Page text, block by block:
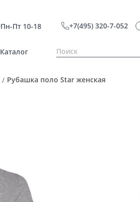
Пн-Пт 10-18 +7(495) 320-7-052
Каталог
/ Рубашка поло Star женская